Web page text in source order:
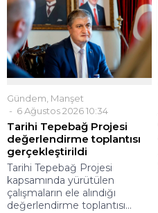
Gündem, Manşet
6 Ağustos 2026 10:34
Tarihi Tepebağ Projesi
değerlendirme toplantısı
gerçekleştirildi
Tarihi Tepebağ Projesi
kapsamında yürütülen
çalışmaların ele alındığı
değerlendirme toplantısı...